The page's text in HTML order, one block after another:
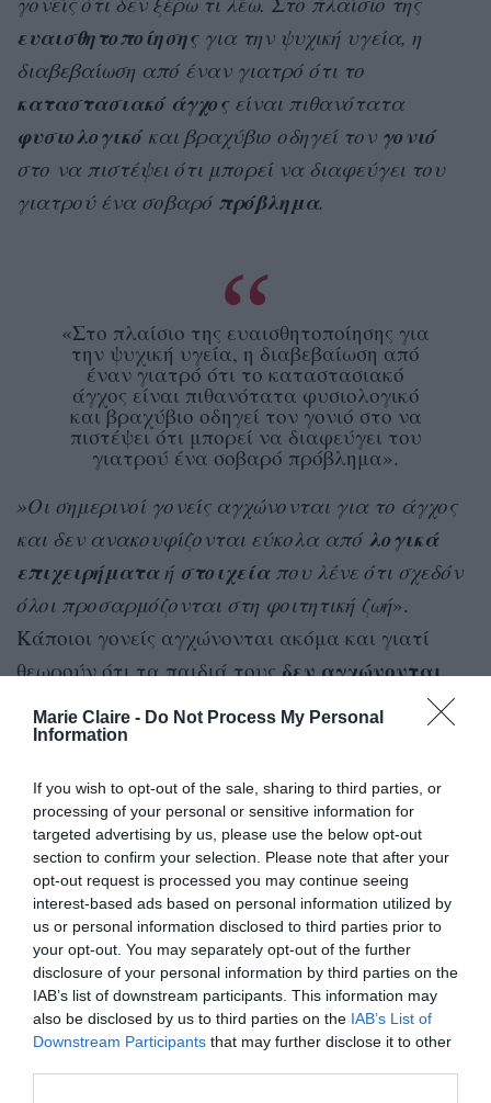
Marie Claire - Do Not Process My Personal
Information
If you wish to opt-out of the sale, sharing to third parties, or
processing of your personal or sensitive information for
targeted advertising by us, please use the below opt-out
section to confirm your selection. Please note that after your
opt-out request is processed you may continue seeing
interest-based ads based on personal information utilized by
us or personal information disclosed to third parties prior to
your opt-out. You may separately opt-out of the further
disclosure of your personal information by third parties on the
IAB’s list of downstream participants. This information may
also be disclosed by us to third parties on the IAB’s List of
Downstream Participants that may further disclose it to other
ευαισθητοποίησηςγια την ψυχική υγεία, η
διαβεβαίωση από έναν γιατρό ότι το
καταστασιακό άγχοςείναι πιθανότατα
φυσιολογικό και βραχύβιο οδηγεί τον γονιό
στο να πιστέψει ότι μπορεί να διαφεύγει του
γιατρού ένα σοβαρό πρόβλημα.
«Στο πλαίσιο της ευαισθητοποίησης για
την ψυχική υγεία, η διαβεβαίωση από
έναν γιατρό ότι το καταστασιακό
άγχος είναι πιθανότατα φυσιολογικό
και βραχύβιο οδηγεί τον γονιό στο να
πιστέψει ότι μπορεί να διαφεύγει του
γιατρού ένα σοβαρό πρόβλημα».
»Οι σημερινοί γονείς αγχώνονται για το άγχος
και δεν ανακουφίζονται εύκολα από λογικά
επιχειρήματαή στοιχείαπου λένε ότι σχεδόν
όλοι προσαρμόζονται στη φοιτητική ζωή».
Κάποιοι γονείς αγχώνονται ακόμα και γιατί
θεωρούν ότι τα παιδιά τουςδεν αγχώνονται
αρκετά » – το θεωρούν κι αυτό ως ένα
προειδοποιητικό σημάδι ότι υπάρχει πρόβλημα.
Η αλήθεια είναι ότι υπάρχει μια συμβουλή που
μπορώ να δώσω στουςγονείς, και θα το κάνω
όσο το δυνατόν πιο ευγενικά:Συνέλθετε».
»Για παράδειγμα, αν το παιδί σας αισθάνεται
ότι δεν αποδίδει στο αμφιθέατρο – ότι
δυσκολεύεται να παρακολουθήσει τους
καθηγητές και ότι όλοι εκεί μέσα είναι
εξυπνότεροι, μπορείτε να του πείτε:
“Μελέτησε”. Συχνά ένας φοιτητής που έχω